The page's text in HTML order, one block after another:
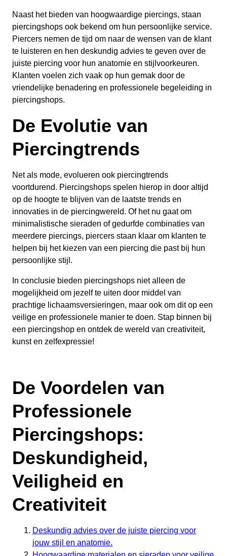
Naast het bieden van hoogwaardige piercings, staan
piercingshops ook bekend om hun persoonlijke service.
Piercers nemen de tijd om naar de wensen van de klant
te luisteren en hen deskundig advies te geven over de
juiste piercing voor hun anatomie en stijlvoorkeuren.
Klanten voelen zich vaak op hun gemak door de
vriendelijke benadering en professionele begeleiding in
piercingshops.
De Evolutie van
Piercingtrends
Net als mode, evolueren ook piercingtrends
voortdurend. Piercingshops spelen hierop in door altijd
op de hoogte te blijven van de laatste trends en
innovaties in de piercingwereld. Of het nu gaat om
minimalistische sieraden of gedurfde combinaties van
meerdere piercings, piercers staan klaar om klanten te
helpen bij het kiezen van een piercing die past bij hun
persoonlijke stijl.
In conclusie bieden piercingshops niet alleen de
mogelijkheid om jezelf te uiten door middel van
prachtige lichaamsversieringen, maar ook om dit op een
veilige en professionele manier te doen. Stap binnen bij
een piercingshop en ontdek de wereld van creativiteit,
kunst en zelfexpressie!
De Voordelen van
Professionele
Piercingshops:
Deskundigheid,
Veiligheid en
Creativiteit
Deskundig advies over de juiste piercing voor
jouw stijl en anatomie.